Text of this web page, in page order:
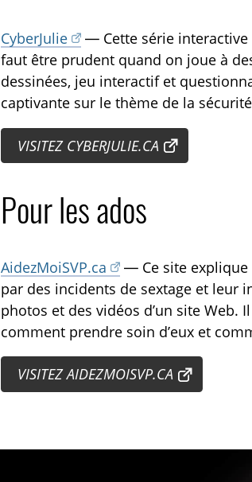
CyberJulie
— Cette série interactive
faut être prudent quand on joue à
dessinées, jeu interactif et
captivante sur le thème de la
VISITEZ CYBERJULIE.CA
Pour les ados
AidezMoiSVP.ca
— Ce site explique
par des incidents de sextage et leur
photos et des vidéos d’un site
comment prendre soin d’eux et
VISITEZ AIDEZMOISVP.CA